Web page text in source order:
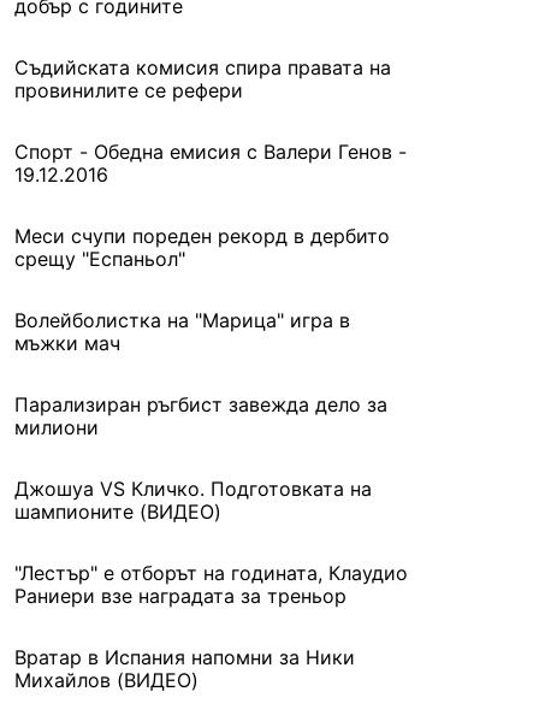
добър с годините
Съдийската комисия спира правата на
провинилите се рефери
Спорт - Обедна емисия с Валери Генов -
19.12.2016
Меси счупи пореден рекорд в дербито
срещу "Еспаньол"
Волейболистка на "Марица" игра в
мъжки мач
Парализиран ръгбист завежда дело за
милиони
Джошуа VS Кличко. Подготовката на
шампионите (ВИДЕО)
"Лестър" е отборът на годината, Клаудио
Раниери взе наградата за треньор
Вратар в Испания напомни за Ники
Михайлов (ВИДЕО)